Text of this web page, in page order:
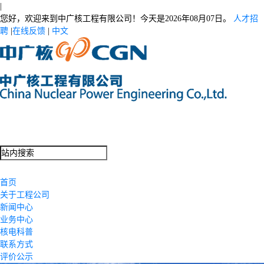
您好，欢迎来到中广核工程有限公司！今天是2026年08月07日。
人才招
聘 在线反馈 中文
首页
关于工程公司
新闻中心
业务中心
核电科普
联系方式
评价公示